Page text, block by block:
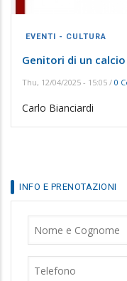
EVENTI - CULTURA
Genitori di un
Thu, 12/04/2025 - 15:05 / 0
Carlo Bianciardi
INFO E PRENOTAZIONI
Nome
Telefono